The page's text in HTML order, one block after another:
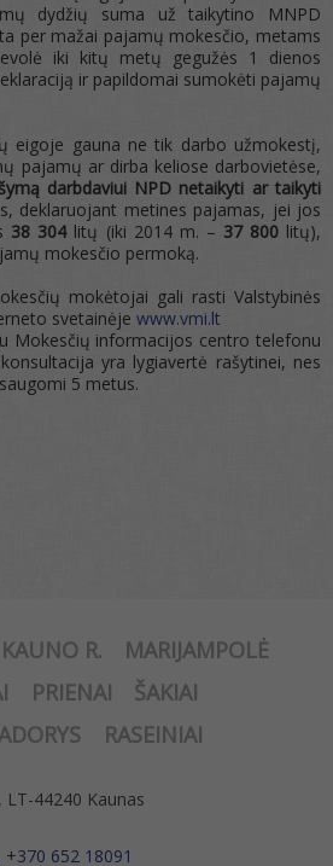
dydžių suma už taikytino MNPD
per mažai pajamų mokesčio, metams
iki kitų metų gegužės 1 dienos
ir papildomai sumokėti pajamų
eigoje gauna ne tik darbo užmokestį,
pajamų ar dirba keliose darbovietėse,
darbdaviui NPD netaikyti ar taikyti
deklaruojant metines pajamas, jei jos
38 304litų (iki 2014 m. – 37 800litų),
mokesčio permoką.
mokėtojai gali rasti Valstybinės
svetainėje www.vmi.lt
Mokesčių informacijos centro telefonu
yra lygiavertė rašytinei, nes
5 metus.
KAUNO R.
MARIJAMPOLĖ
PRIENAI
ŠAKIAI
RASEINIAI
LT-44240 Kaunas
652 18091